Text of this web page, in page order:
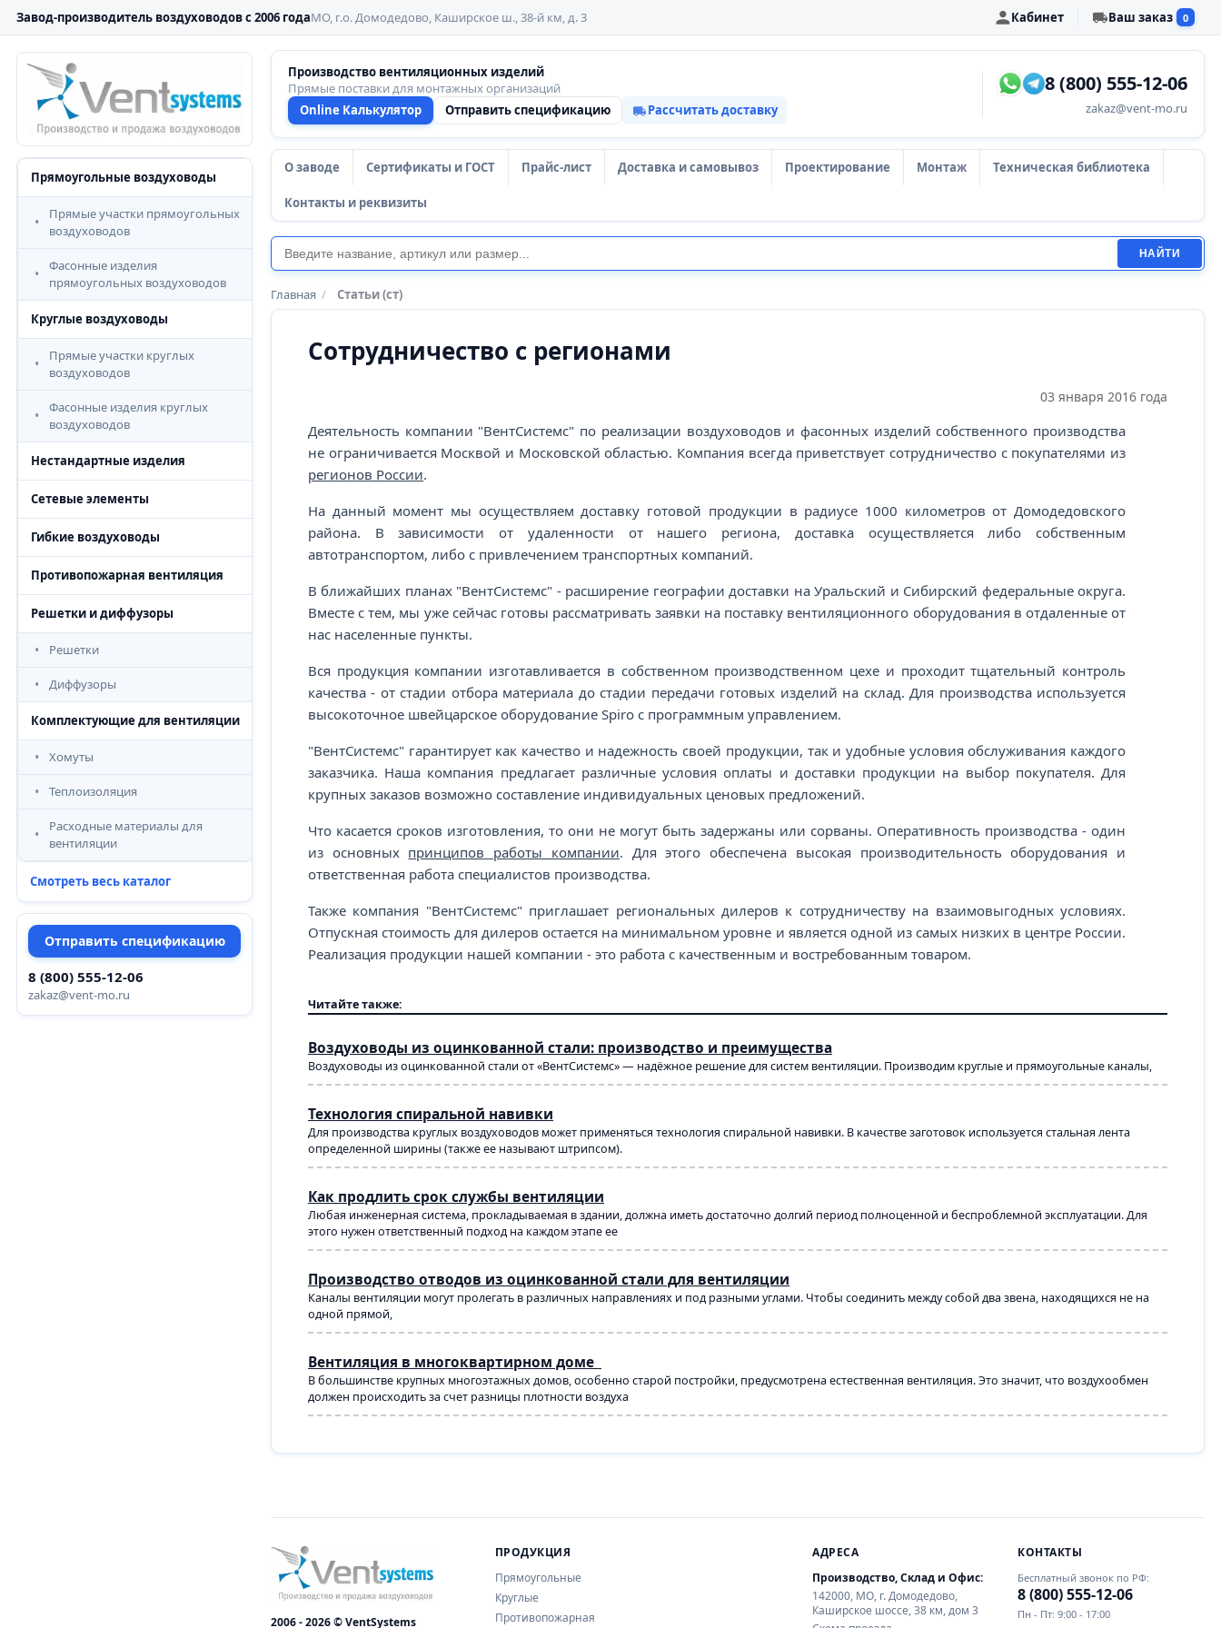
Завод-производитель воздуховодов с 2006 годаМО, г.о. Домодедово, Каширское ш., 38-й км, д. 3 Кабинет Ваш заказ 0
Прямоугольные воздуховоды
Прямые участки прямоугольных
воздуховодов
Фасонные изделия
прямоугольных воздуховодов
Круглые воздуховоды
Прямые участки круглых
воздуховодов
Фасонные изделия круглых
воздуховодов
Нестандартные изделия
Сетевые элементы
Гибкие воздуховоды
Противопожарная вентиляция
Решетки и диффузоры
Решетки
Диффузоры
Комплектующие для вентиляции
Хомуты
Теплоизоляция
Расходные материалы для
вентиляции
Смотреть весь каталог
Отправить спецификацию
8 (800) 555-12-06
zakaz@vent-mo.ru
Производство вентиляционных изделий
Прямые поставки для монтажных организаций
Online Калькулятор
Отправить спецификацию Рассчитать доставку
8 (800) 555-12-06
zakaz@vent-mo.ru
О заводе Сертификаты и ГОСТ Прайс-лист Доставка и самовывоз Проектирование Монтаж Техническая библиотека
Контакты и реквизиты
НАЙТИ
Главная / Статьи (ст)
Сотрудничество с регионами
03 января 2016 года
Деятельность компании "ВентСистемс" по реализации воздуховодов и фасонных изделий собственного производства
не ограничивается Москвой и Московской областью. Компания всегда приветствует сотрудничество с покупателями из
регионов России.
На данный момент мы осуществляем доставку готовой продукции в радиусе 1000 километров от Домодедовского
района. В зависимости от удаленности от нашего региона, доставка осуществляется либо собственным
автотранспортом, либо с привлечением транспортных компаний.
В ближайших планах "ВентСистемс" - расширение географии доставки на Уральский и Сибирский федеральные округа.
Вместе с тем, мы уже сейчас готовы рассматривать заявки на поставку вентиляционного оборудования в отдаленные от
нас населенные пункты.
Вся продукция компании изготавливается в собственном производственном цехе и проходит тщательный контроль
качества - от стадии отбора материала до стадии передачи готовых изделий на склад. Для производства используется
высокоточное швейцарское оборудование Spiro с программным управлением.
"ВентСистемс" гарантирует как качество и надежность своей продукции, так и удобные условия обслуживания каждого
заказчика. Наша компания предлагает различные условия оплаты и доставки продукции на выбор покупателя. Для
крупных заказов возможно составление индивидуальных ценовых предложений.
Что касается сроков изготовления, то они не могут быть задержаны или сорваны. Оперативность производства - один
из основных принципов работы компании. Для этого обеспечена высокая производительность оборудования и
ответственная работа специалистов производства.
Также компания "ВентСистемс" приглашает региональных дилеров к сотрудничеству на взаимовыгодных условиях.
Отпускная стоимость для дилеров остается на минимальном уровне и является одной из самых низких в центре России.
Реализация продукции нашей компании - это работа с качественным и востребованным товаром.
Читайте также:
Воздуховоды из оцинкованной стали: производство и преимущества
Воздуховоды из оцинкованной стали от «ВентСистемс» — надёжное решение для систем вентиляции. Производим круглые и прямоугольные каналы,
Технология спиральной навивки
Для производства круглых воздуховодов может применяться технология спиральной навивки. В качестве заготовок используется стальная лента
определенной ширины (также ее называют штрипсом).
Как продлить срок службы вентиляции
Любая инженерная система, прокладываемая в здании, должна иметь достаточно долгий период полноценной и беспроблемной эксплуатации. Для
этого нужен ответственный подход на каждом этапе ее
Производство отводов из оцинкованной стали для вентиляции
Каналы вентиляции могут пролегать в различных направлениях и под разными углами. Чтобы соединить между собой два звена, находящихся не на
одной прямой,
Вентиляция в многоквартирном доме
В большинстве крупных многоэтажных домов, особенно старой постройки, предусмотрена естественная вентиляция. Это значит, что воздухообмен
должен происходить за счет разницы плотности воздуха
2006 - 2026 © VentSystems
ПРОДУКЦИЯ
Прямоугольные
Круглые
Противопожарная
АДРЕСА
Производство, Склад и Офис:
142000, МО, г. Домодедово,
Каширское шоссе, 38 км, дом 3
КОНТАКТЫ
Бесплатный звонок по РФ:
8 (800) 555-12-06
Пн - Пт: 9:00 - 17:00